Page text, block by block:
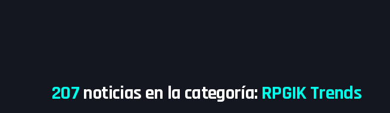
207noticias en la categoría: RPGIK Trends